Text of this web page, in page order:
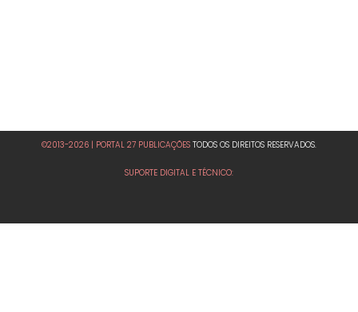
©2013-2026 | PORTAL 27 PUBLICAÇÕES TODOS OS DIREITOS RESERVADOS.
SUPORTE DIGITAL E TÉCNICO: